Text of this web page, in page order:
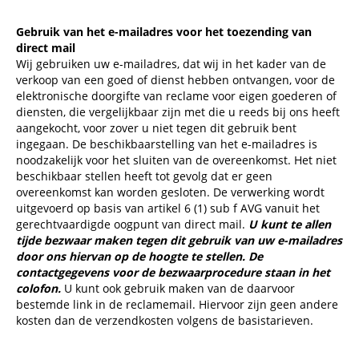
Gebruik van het e-mailadres voor het toezending van
direct mail
Wij gebruiken uw e-mailadres, dat wij in het kader van de
verkoop van een goed of dienst hebben ontvangen, voor de
elektronische doorgifte van reclame voor eigen goederen of
diensten, die vergelijkbaar zijn met die u reeds bij ons heeft
aangekocht, voor zover u niet tegen dit gebruik bent
ingegaan. De beschikbaarstelling van het e-mailadres is
noodzakelijk voor het sluiten van de overeenkomst. Het niet
beschikbaar stellen heeft tot gevolg dat er geen
overeenkomst kan worden gesloten. De verwerking wordt
uitgevoerd op basis van artikel 6 (1) sub f AVG vanuit het
gerechtvaardigde oogpunt van direct mail. U kunt te allen
tijde bezwaar maken tegen dit gebruik van uw e-mailadres
door ons hiervan op de hoogte te stellen. De
contactgegevens voor de bezwaarprocedure staan in het
colofon. U kunt ook gebruik maken van de daarvoor
bestemde link in de reclamemail. Hiervoor zijn geen andere
kosten dan de verzendkosten volgens de basistarieven.